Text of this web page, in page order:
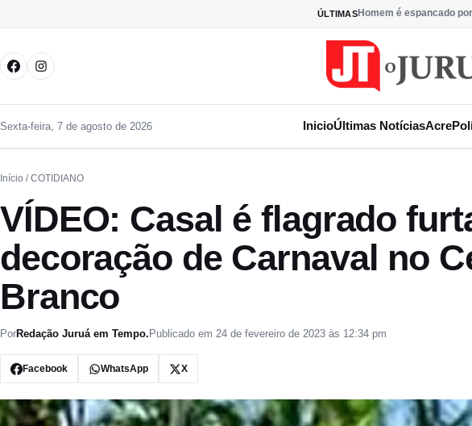
ÚLTIMASHomem é espancado
Sexta-feira, 7 de agosto de 2026 InicioÚltimas NotíciasAcre
Início / COTIDIANO
VÍDEO: Casal é flagrado
decoração de Carnaval no
Branco
PorRedação Juruá em Tempo. Publicado em 24 de fevereiro de 2023 às 12:34 pm
Facebook WhatsApp X